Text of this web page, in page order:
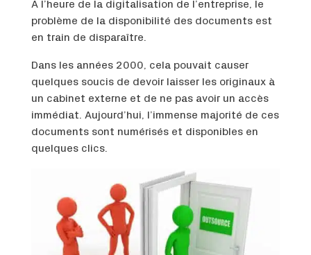
À l’heure de la digitalisation de l’entreprise, le
problème de la disponibilité des documents est
en train de disparaître.
Dans les années 2000, cela pouvait causer
quelques soucis de devoir laisser les originaux à
un cabinet externe et de ne pas avoir un accès
immédiat. Aujourd’hui, l’immense majorité de ces
documents sont numérisés et disponibles en
quelques clics.